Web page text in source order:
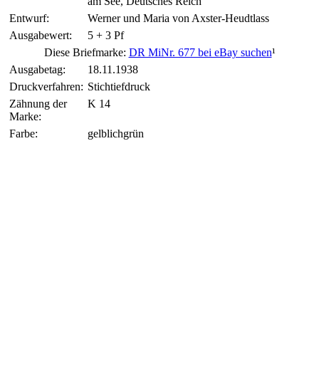
Entwurf:
Werner und Maria von Axster-Heudtlass
Ausgabewert:
5 + 3 Pf
Diese Briefmarke: DR MiNr. 677 bei eBay suchen¹
Ausgabetag:
18.11.1938
Druckverfahren: Stichtiefdruck
Zähnung der
Marke:
K 14
Farbe: gelblichgrün